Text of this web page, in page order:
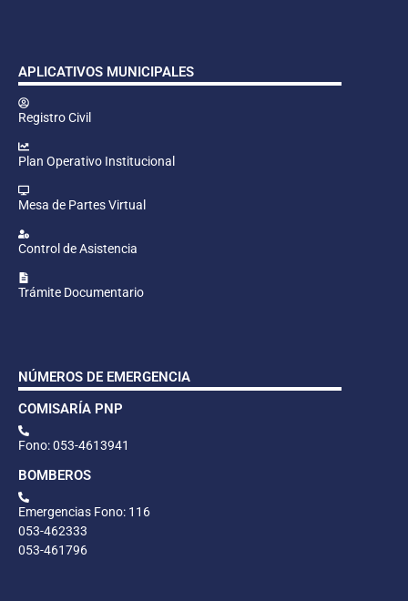
APLICATIVOS MUNICIPALES
Registro Civil
Plan Operativo Institucional
Mesa de Partes Virtual
Control de Asistencia
Trámite Documentario
NÚMEROS DE EMERGENCIA
COMISARÍA PNP
Fono: 053-4613941
BOMBEROS
Emergencias Fono: 116
053-462333
053-461796